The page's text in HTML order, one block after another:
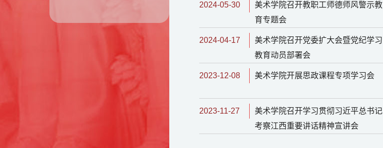
2024-05-30
美术学院召开教职工师德师风警示教
育专题会
2024-04-17
美术学院召开党委扩大会暨党纪学习
教育动员部署会
2023-12-08 美术学院开展思政课程专项学习会
2023-11-27
美术学院召开学习贯彻习近平总书记
考察江西重要讲话精神宣讲会